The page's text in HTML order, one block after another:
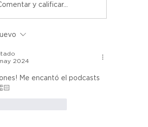
Episodio 01 -
Estrada - Podcast
y calificar...
2024
Me encantó el podcasts